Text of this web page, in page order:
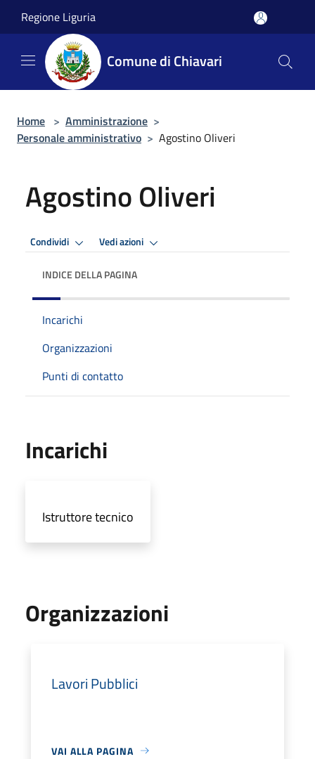
Regione Liguria
Comune di Chiavari
Home > Amministrazione >
Personale amministrativo > Agostino Oliveri
Agostino Oliveri
Condividi Vedi azioni
INDICE DELLA PAGINA
Incarichi
Organizzazioni
Punti di contatto
Incarichi
Istruttore tecnico
Organizzazioni
Lavori Pubblici
VAI ALLA PAGINA